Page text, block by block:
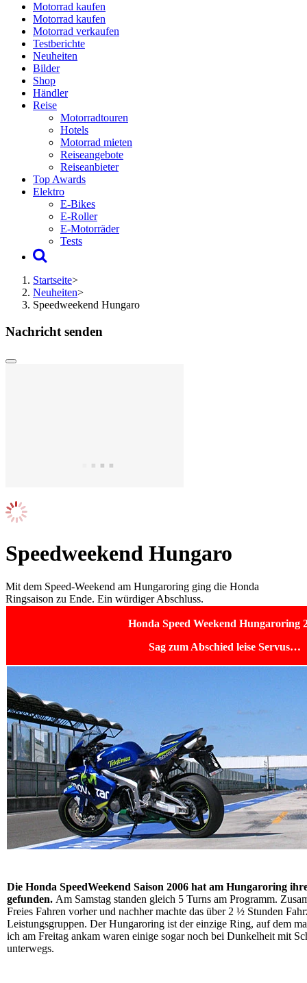
Motorrad kaufen
Motorrad kaufen
Motorrad verkaufen
Testberichte
Neuheiten
Bilder
Shop
Händler
Reise
Motorradtouren
Hotels
Motorrad mieten
Reiseangebote
Reiseanbieter
Top Awards
Elektro
E-Bikes
E-Roller
E-Motorräder
Tests
Startseite>
Neuheiten>
Speedweekend Hungaro
Nachricht senden
Speedweekend Hungaro
Mit dem Speed-Weekend am Hungaroring ging die Honda
Ringsaison zu Ende. Ein würdiger Abschluss.
Honda Speed Weekend Hungaroring
Sag zum Abschied leise Servus…
Die Honda SpeedWeekend Saison 2006 hat am Hungaroring
gefunden. Am Samstag standen gleich 5 Turns am Programm.
Freies Fahren vorher und nachher machte das über 2 ½ Stunden
Leistungsgruppen. Der Hungaroring ist der einzige Ring, auf dem
ich am Freitag ankam waren einige sogar noch bei Dunkelheit mit
unterwegs.